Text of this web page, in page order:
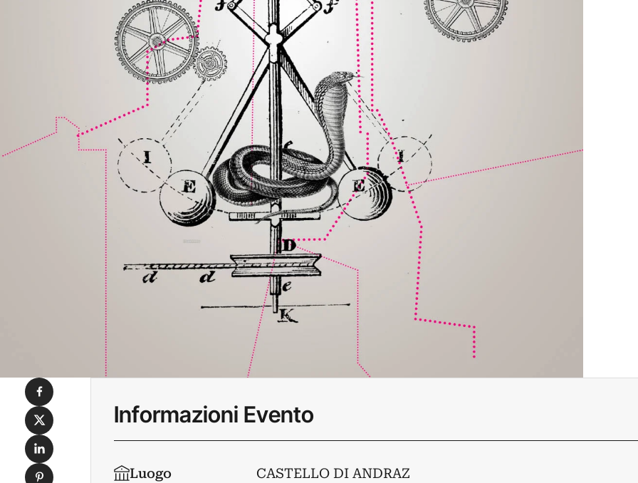
Informazioni Evento
Luogo
CASTELLO DI ANDRAZ
Condividi su Facebook
Condividi su X
Condividi su LinkedIn
Condividi su Pinterest